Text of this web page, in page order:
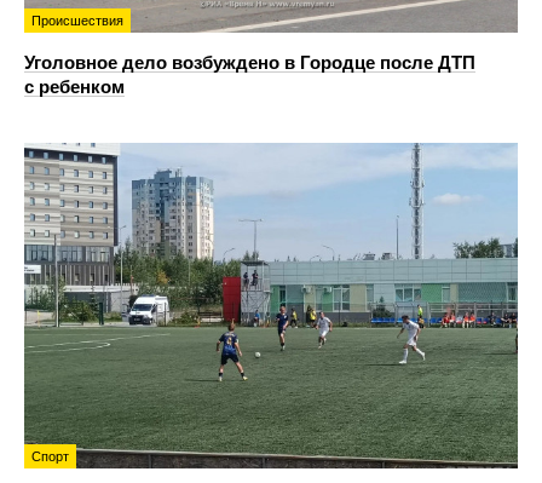
Происшествия
Уголовное дело возбуждено в Городце после ДТП
с ребенком
Спорт